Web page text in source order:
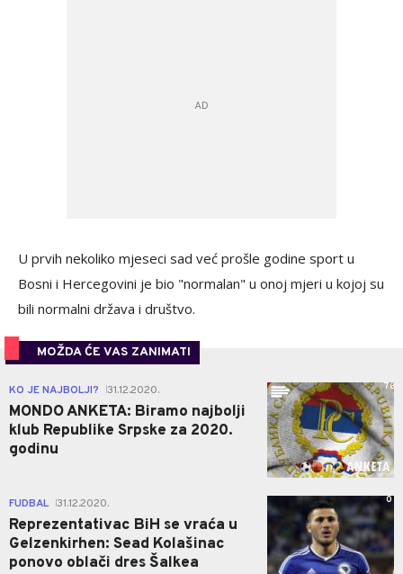
U prvih nekoliko mjeseci sad već prošle godine sport u
Bosni i Hercegovini je bio "normalan" u onoj mjeri u kojoj su
bili normalni država i društvo.
MOŽDA ĆE VAS ZANIMATI
KO JE NAJBOLJI? 31.12.2020.
MONDO ANKETA: Biramo najbolji
klub Republike Srpske za 2020.
godinu
78
FUDBAL 31.12.2020.
Reprezentativac BiH se vraća u
Gelzenkirhen: Sead Kolašinac
ponovo oblači dres Šalkea
0